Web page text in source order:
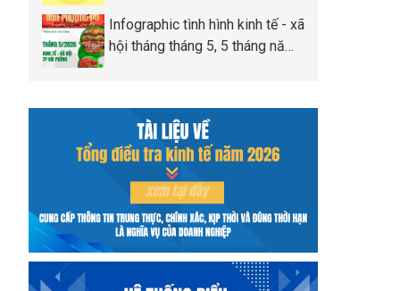
2026
Infographic tình hình kinh tế - xã
hội tháng tháng 5, 5 tháng năm